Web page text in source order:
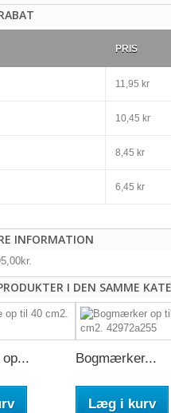
PRIS
11,95 kr
10,45 kr
8,45 kr
6,45 kr
INFORMATION
I DEN SAMME
Bogmærker...
Læg i kurv